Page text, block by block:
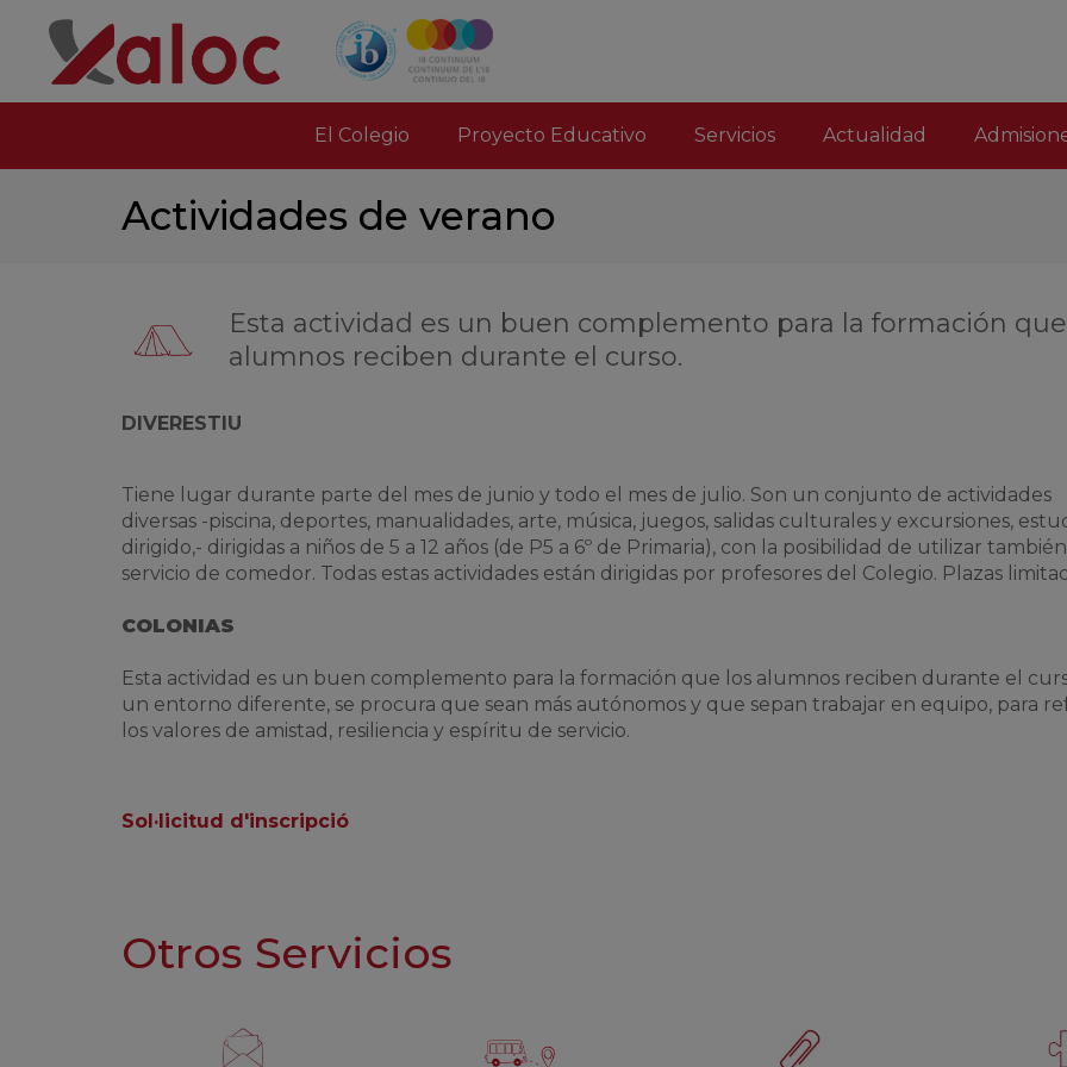
El Colegio Proyecto Educativo Servicios(current)Actualidad
Actividades de verano
Esta actividad es un buen complemento para la formación
alumnos reciben durante el curso.
DIVERESTIU
Tiene lugar durante parte del mes de junio y todo el mes de julio. Son un conjunto de actividades
diversas -piscina, deportes, manualidades, arte, música, juegos, salidas culturales y excursiones,
dirigido,- dirigidas a niños de 5 a 12 años (de P5 a 6º de Primaria), con la posibilidad de utilizar
servicio de comedor. Todas estas actividades están dirigidas por profesores del Colegio. Plazas
COLONIAS
Esta actividad es un buen complemento para la formación que los alumnos reciben durante el
un entorno diferente, se procura que sean más autónomos y que sepan trabajar en equipo, para
los valores de amistad, resiliencia y espíritu de servicio.
Sol·licitud d'inscripció
Otros Servicios